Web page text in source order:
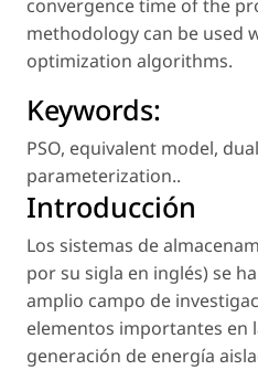
convergence time of the
methodology can be used
optimization algorithms.
Keywords:
PSO, equivalent model,
parameterization..
Introducción
Los sistemas de
por su sigla en inglés) se
amplio campo de
elementos importantes en
generación de energía